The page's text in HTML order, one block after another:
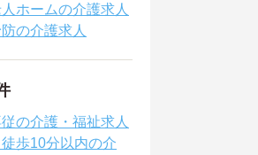
ホームの介護求人
の介護求人
の介護・福祉求人
歩10分以内の介